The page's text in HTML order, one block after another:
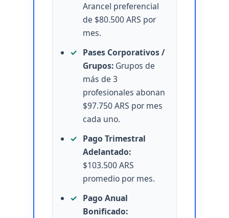
Arancel preferencial
de $80.500 ARS por
mes.
Pases Corporativos /
Grupos:Grupos de
más de 3
profesionales abonan
$97.750 ARS por mes
cada uno.
Pago Trimestral
Adelantado:
$103.500 ARS
promedio por mes.
Pago Anual
Bonificado: